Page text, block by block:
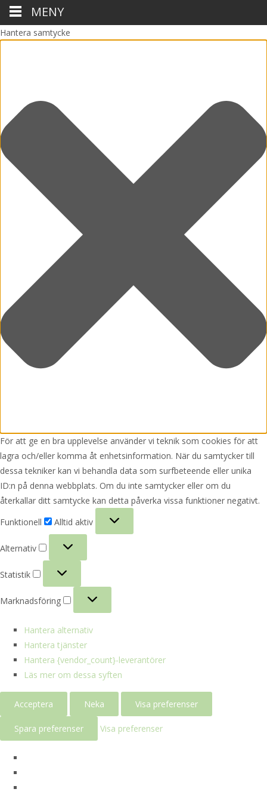
Hantera samtycke
För att ge en bra upplevelse använder vi teknik som cookies för att
lagra och/eller komma åt enhetsinformation. När du samtycker till
dessa tekniker kan vi behandla data som surfbeteende eller unika
ID:n på denna webbplats. Om du inte samtycker eller om du
återkallar ditt samtycke kan detta påverka vissa funktioner negativt.
Funktionell
Alltid aktiv
Alternativ
Statistik
Marknadsföring
Hantera alternativ
Hantera tjänster
Hantera {vendor_count}-leverantörer
Läs mer om dessa syften
Acceptera Neka Visa preferenser
Spara preferenser Visa preferenser
MENY